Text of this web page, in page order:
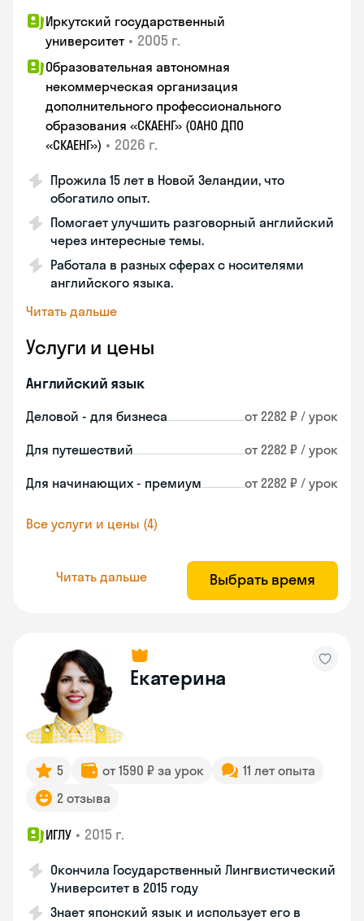
Иркутский государственный
университет • 2005 г.
Образовательная автономная
некоммерческая организация
дополнительного профессионального
образования «СКАЕНГ» (ОАНО ДПО
«СКАЕНГ») • 2026 г.
Прожила 15 лет в Новой Зеландии, что
обогатило опыт.
Помогает улучшить разговорный английский
через интересные темы.
Работала в разных сферах с носителями
английского языка.
Читать дальше
Услуги и цены
Английский язык
Деловой - для бизнеса от 2282 ₽ / урок
Для путешествий от 2282 ₽ / урок
Для начинающих - премиум от 2282 ₽ / урок
Все услуги и цены (4)
Читать дальше Выбрать время
Екатерина
5 от 1590 ₽ за урок
11 лет опыта
2 отзыва
ИГЛУ • 2015 г.
Окончила Государственный Лингвистический
Университет в 2015 году
Знает японский язык и использует его в